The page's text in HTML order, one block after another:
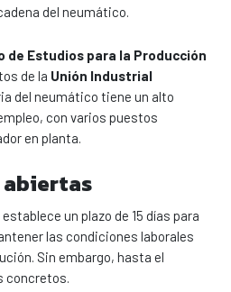
del neumático.
de Estudios para la Producción
de la Unión Industrial
del neumático tiene un alto
con varios puestos
en planta.
abiertas
un plazo de 15 días para
las condiciones laborales
Sin embargo, hasta el
concretos.